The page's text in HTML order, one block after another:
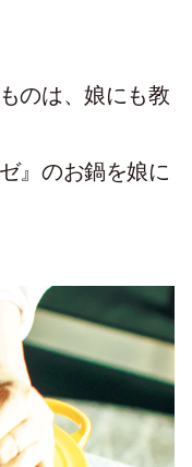
のは、娘にも教
』のお鍋を娘に